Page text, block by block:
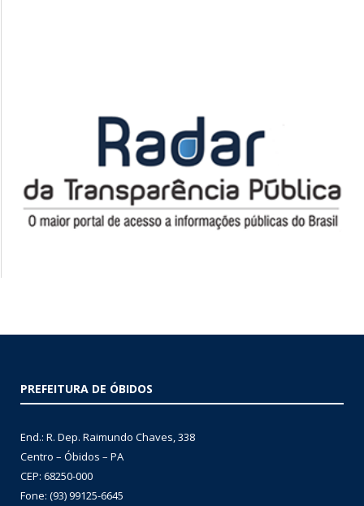
PREFEITURA DE ÓBIDOS
End.: R. Dep. Raimundo Chaves, 338
Centro – Óbidos – PA
CEP: 68250-000
Fone: (93) 99125-6645